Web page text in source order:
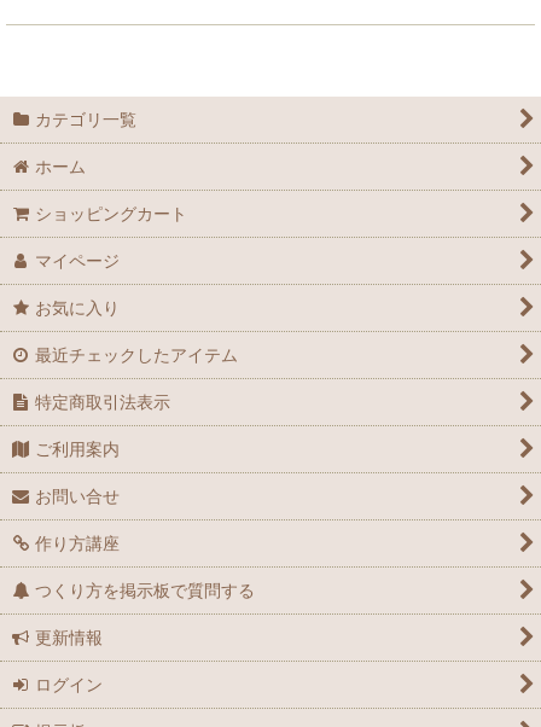
カテゴリ一覧
ホーム
ショッピングカート
マイページ
お気に入り
最近チェックしたアイテム
特定商取引法表示
ご利用案内
お問い合せ
作り方講座
つくり方を掲示板で質問する
更新情報
ログイン